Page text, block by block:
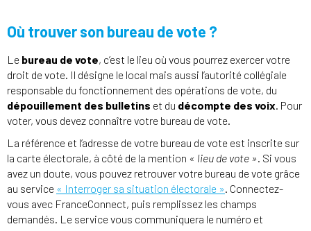
Où trouver son bureau de vote ?
Le bureau de vote, c’est le lieu où vous pourrez exercer votre
droit de vote. Il désigne le local mais aussi l’autorité collégiale
responsable du fonctionnement des opérations de vote, du
dépouillement des bulletins et du décompte des voix . Pour
voter, vous devez connaître votre bureau de vote.
La référence et l’adresse de votre bureau de vote est inscrite sur
la carte électorale, à côté de la mention « lieu de vote » . Si vous
avez un doute, vous pouvez retrouver votre bureau de vote grâce
au service « Interroger sa situation électorale » . Connectez-
vous avec FranceConnect, puis remplissez les champs
demandés. Le service vous communiquera le numéro et